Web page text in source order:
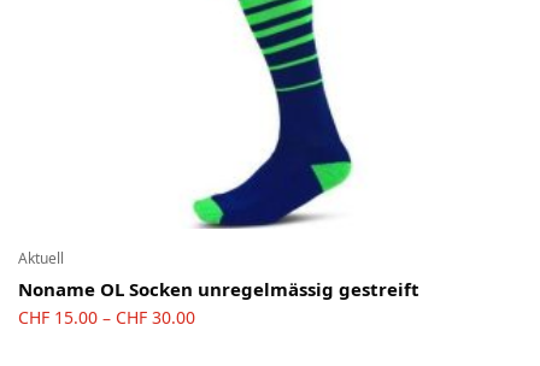
Aktuell
Noname OL Socken unregelmässig gestreift
CHF 15.00 – CHF 30.00Preisspanne: